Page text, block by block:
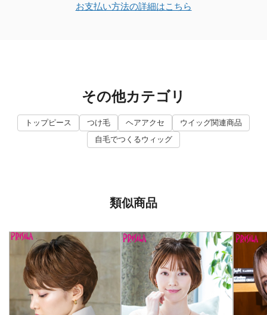
お支払い方法の詳細はこちら
その他カテゴリ
トップピース つけ毛 ヘアアクセ
ウイッグ関連商品
自毛でつくるウィッグ
類似商品